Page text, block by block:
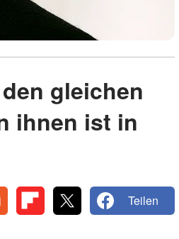
gleichen
ihnen ist in
Teilen